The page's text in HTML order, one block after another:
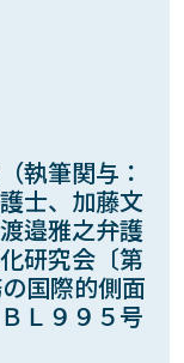
執筆関与：
士、加藤文
邉雅之弁護
研究会〔第
国際的側面
Ｌ９９５号